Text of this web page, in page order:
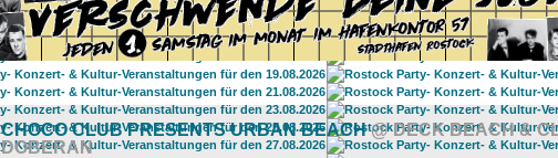
CHOCO CLUB PRESENTS URBAN BEACH@ DECK BEACH &
DOBERAN